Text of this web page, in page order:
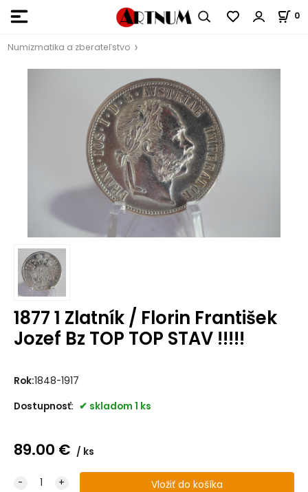
0
Numizmatika a zberateľstvo
1877 1 Zlatník / Florin František
Jozef Bz TOP TOP STAV !!!!!
Rok:1848-1917
Dostupnosť:
skladom 1 ks
89.00 € ks